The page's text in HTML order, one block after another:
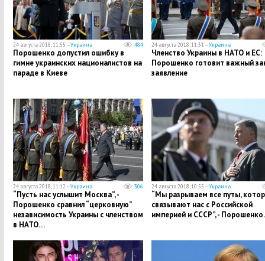
24 августа 2018, 11:55 —Украина 484
Порошенко допустил ошибку в
гимне украинских националистов на
параде в Киеве
24 августа 2018, 11:31 —Украина
Членство Украины в НАТО и ЕС:
Порошенко готовит важный
заявление
24 августа 2018, 11:12 —Украина 306
“Пусть нас услышит Москва”, -
Порошенко сравнил “церковную”
независимость Украины с членством
в НАТО…
24 августа 2018, 10:55 —Украина
​“Мы разрываем все путы,
связывают нас с Российской
империей и СССР”, -